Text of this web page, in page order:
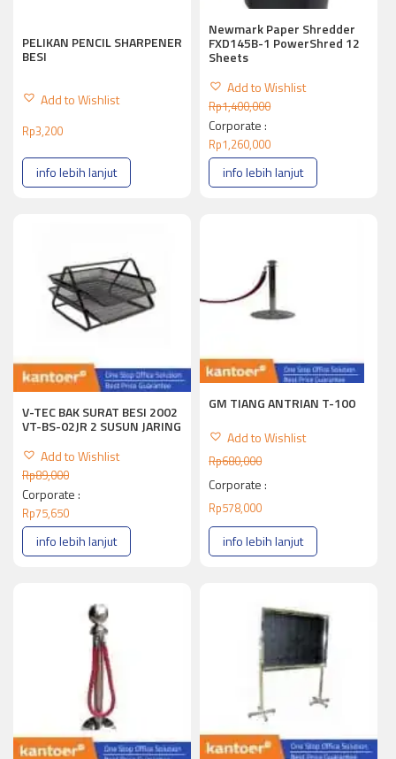
PELIKAN PENCIL SHARPENER
BESI
Add to Wishlist
Rp3,200
info lebih lanjut
Newmark Paper Shredder
FXD145B-1 PowerShred 12
Sheets
Add to Wishlist
Rp1,400,000
Corporate :
Rp1,260,000
info lebih lanjut
V-TEC BAK SURAT BESI 2002
VT-BS-02JR 2 SUSUN JARING
Add to Wishlist
Rp89,000
Corporate :
Rp75,650
info lebih lanjut
GM TIANG ANTRIAN T-100
Add to Wishlist
Rp680,000
Corporate :
Rp578,000
info lebih lanjut